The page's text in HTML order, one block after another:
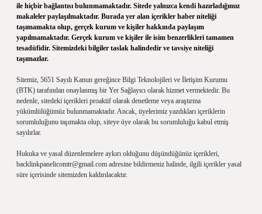
ile hiçbir bağlantısı bulunmamaktadır. Sitede yalnızca kendi hazırladığımız
makaleler paylaşılmaktadır. Burada yer alan içerikler haber niteliği
taşımamakta olup, gerçek kurum ve kişiler hakkında paylaşım
yapılmamaktadır. Gerçek kurum ve kişiler ile isim benzerlikleri tamamen
tesadüfidir. Sitemizdeki bilgiler taslak halindedir ve tavsiye niteliği
taşımazlar.
Sitemiz, 5651 Sayılı Kanun gereğince Bilgi Teknolojileri ve İletişim Kurumu
(BTK) tarafından onaylanmış bir Yer Sağlayıcı olarak hizmet vermektedir. Bu
nedenle, sitedeki içerikleri proaktif olarak denetleme veya araştırma
yükümlülüğümüz bulunmamaktadır. Ancak, üyelerimiz yazdıkları içeriklerin
sorumluluğunu taşımakta olup, siteye üye olarak bu sorumluluğu kabul etmiş
sayılırlar.
Hukuka ve yasal düzenlemelere aykırı olduğunu düşündüğünüz içerikleri,
backlinkpanelicomtr@gmail.com adresine bildirmeniz halinde, ilgili içerikler yasal
süre içerisinde sitemizden kaldırılacaktır.